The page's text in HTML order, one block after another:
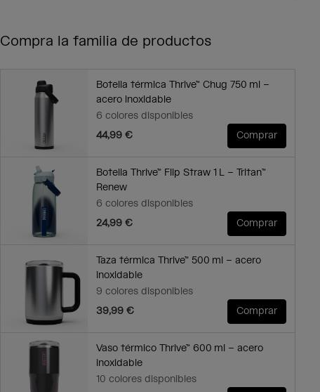
Compra la familia de productos
Botella térmica Thrive™ Chug 750 ml –
acero inoxidable
6 colores disponibles
44,99 €
Comprar
Botella Thrive™ Flip Straw 1 L – Tritan™
Renew
6 colores disponibles
24,99 €
Comprar
Taza térmica Thrive™ 500 ml – acero
inoxidable
9 colores disponibles
39,99 €
Comprar
Vaso térmico Thrive™ 600 ml – acero
inoxidable
10 colores disponibles